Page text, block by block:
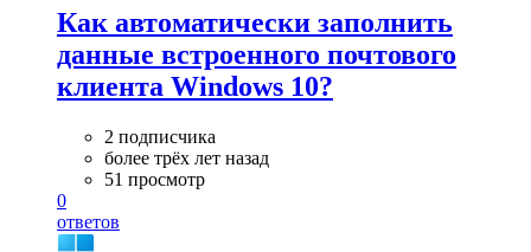
Как автоматически заполнить
данные встроенного почтового
клиента Windows 10?
2 подписчика
более трёх лет назад
51 просмотр
0
ответов